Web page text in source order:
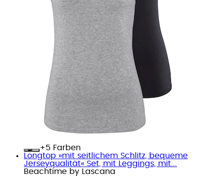
+
Farben
Longtop »mit seitlichem Schlitz, bequeme
Jerseyqualität« Set, mit Leggings, mit...
Beachtime by Lascana